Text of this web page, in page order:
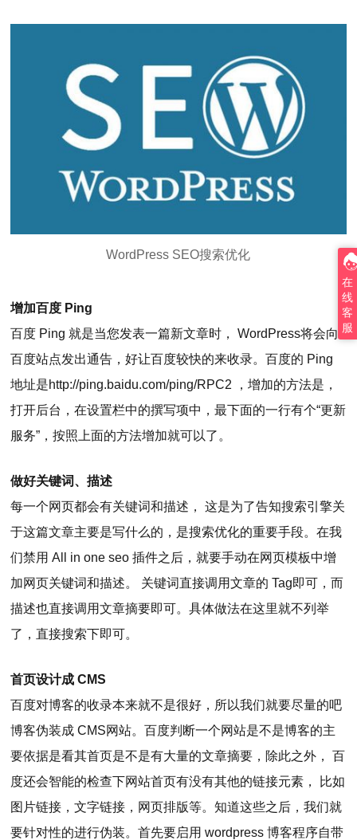
WordPress SEO搜索优化
增加百度 Ping
百度 Ping 就是当您发表一篇新文章时， WordPress将会向
百度站点发出通告，好让百度较快的来收录。百度的 Ping
地址是http://ping.baidu.com/ping/RPC2 ，增加的方法是，
打开后台，在设置栏中的撰写项中，最下面的一行有个“更新
服务”，按照上面的方法增加就可以了。
做好关键词、描述
每一个网页都会有关键词和描述， 这是为了告知搜索引擎关
于这篇文章主要是写什么的，是搜索优化的重要手段。在我
们禁用 All in one seo 插件之后，就要手动在网页模板中增
加网页关键词和描述。 关键词直接调用文章的 Tag即可，而
描述也直接调用文章摘要即可。具体做法在这里就不列举
了，直接搜索下即可。
首页设计成 CMS
百度对博客的收录本来就不是很好，所以我们就要尽量的吧
博客伪装成 CMS网站。百度判断一个网站是不是博客的主
要依据是看其首页是不是有大量的文章摘要，除此之外， 百
度还会智能的检查下网站首页有没有其他的链接元素， 比如
图片链接，文字链接，网页排版等。知道这些之后，我们就
要针对性的进行伪装。首先要启用 wordpress 博客程序自带
在
线
客
服